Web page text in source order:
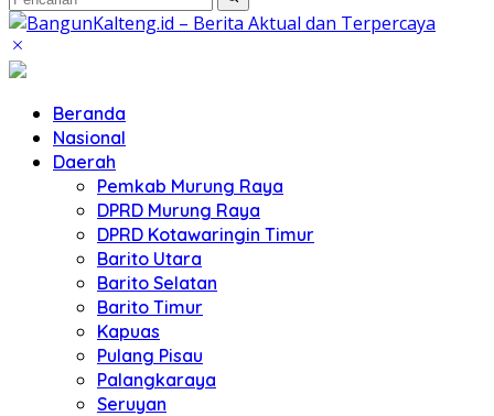
Beranda
Nasional
Daerah
Pemkab Murung Raya
DPRD Murung Raya
DPRD Kotawaringin Timur
Barito Utara
Barito Selatan
Barito Timur
Kapuas
Pulang Pisau
Palangkaraya
Seruyan